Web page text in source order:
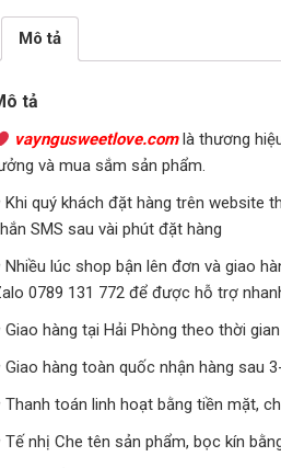
Mô tả
tả
vayngusweetlove.comlà thương
và mua sắm sản phẩm.
Khi quý khách đặt hàng trên website
SMS sau vài phút đặt hàng
Nhiều lúc shop bận lên đơn và giao
0789 131 772 để được hỗ trợ
Giao hàng tại Hải Phòng theo thời
Giao hàng toàn quốc nhận hàng sau
Thanh toán linh hoạt bằng tiền mặt,
Tế nhị Che tên sản phẩm, bọc kín